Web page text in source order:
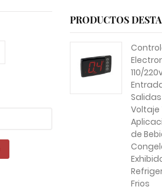
PRODUCTOS
110/
Voltaje
de
Frios